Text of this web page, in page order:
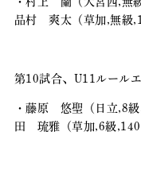
品村 爽太（草加,無級
第10試合、U11ルール
・藤原 悠聖（日立,8
田 琉雅（草加,6級